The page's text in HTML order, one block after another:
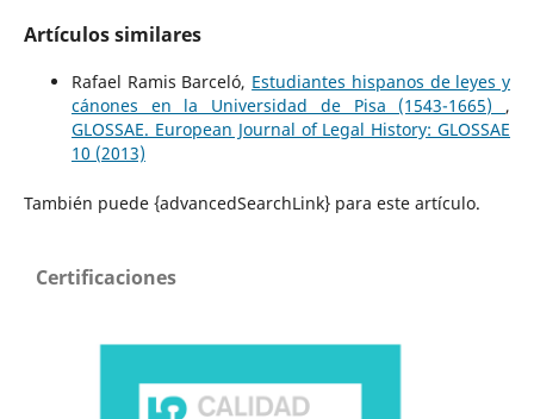
Artículos similares
Rafael Ramis Barceló, Estudiantes hispanos de leyes y
cánones en la Universidad de Pisa (1543-1665) ,
GLOSSAE. European Journal of Legal History: GLOSSAE
10 (2013)
También puede {advancedSearchLink} para este artículo.
Certificaciones